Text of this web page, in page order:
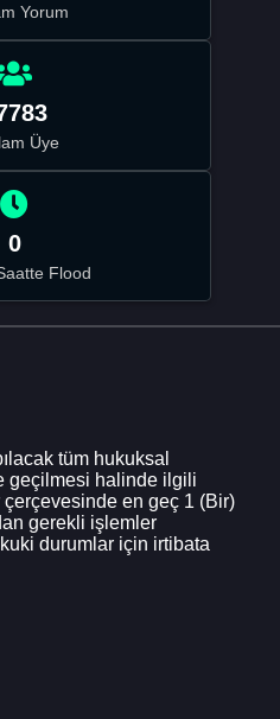
Yorum
Üye
0
Flood
tüm hukuksal
geçilmesi halinde ilgili
en geç 1 (Bir)
gerekli işlemler
durumlar için irtibata